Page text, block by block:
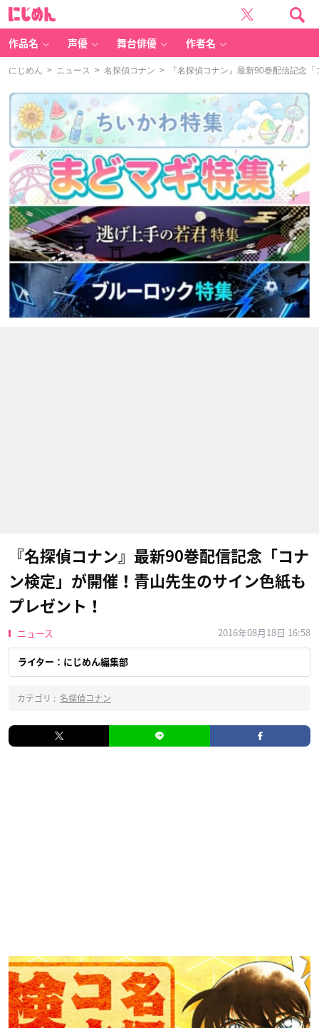
作品名 声優 舞台俳優 作者名
にじめん > ニュース > 名探偵コナン > 『名探偵コナン』最新90巻配信記念
『名探偵コナン』最新90巻配信記念「コナ
ン検定」が開催！青山先生のサイン色紙も
プレゼント！
ニュース 2016年08月18日 16:58
ライター：にじめん編集部
カテゴリ : 名探偵コナン